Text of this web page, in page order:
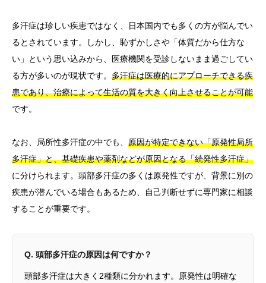
多汗症は珍しい疾患ではなく、日本国内でも多くの方が悩んでい
るとされています。しかし、恥ずかしさや「体質だから仕方な
い」という思い込みから、医療機関を受診しないまま過ごしてい
る方が多いのが現状です。 多汗症は医療的にアプローチできる疾
患であり、治療によって生活の質を大きく向上させることが可能
です。
なお、局所性多汗症の中でも、 原因が特定できない「原発性局所
多汗症」と、基礎疾患や薬剤などが原因となる「続発性多汗症」
に分けられます。頭部多汗症の多くは原発性ですが、背景に別の
疾患が潜んでいる場合もあるため、自己判断せずに専門家に相談
することが重要です。
Q. 頭部多汗症の原因は何ですか？
頭部多汗症は大きく2種類に分かれます。原発性は明確な